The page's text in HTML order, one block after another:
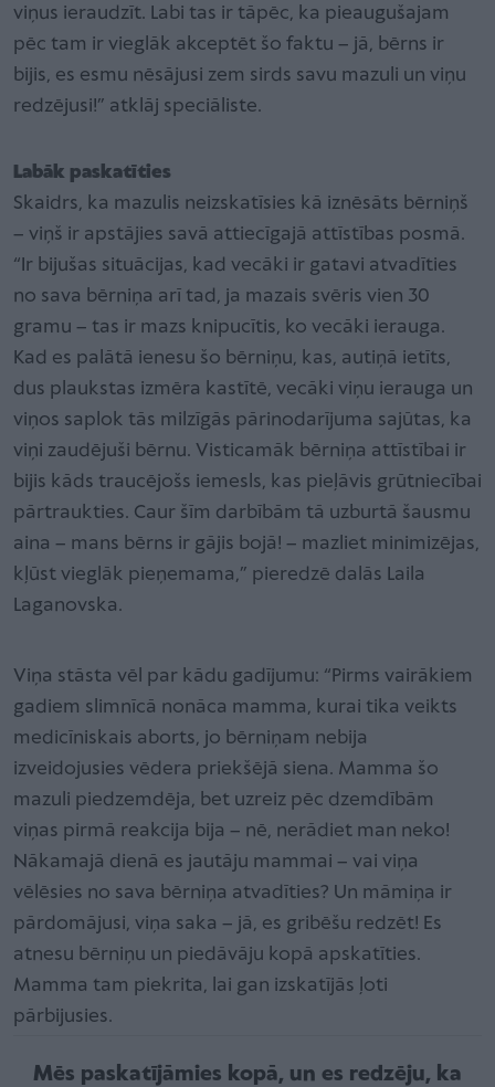
viņus ieraudzīt. Labi tas ir tāpēc, ka pieaugušajam
pēc tam ir vieglāk akceptēt šo faktu – jā, bērns ir
bijis, es esmu nēsājusi zem sirds savu mazuli un viņu
redzējusi!” atklāj speciāliste.
Labāk paskatīties
Skaidrs, ka mazulis neizskatīsies kā iznēsāts bērniņš
– viņš ir apstājies savā attiecīgajā attīstības posmā.
“Ir bijušas situācijas, kad vecāki ir gatavi atvadīties
no sava bērniņa arī tad, ja mazais svēris vien 30
gramu – tas ir mazs knipucītis, ko vecāki ierauga.
Kad es palātā ienesu šo bērniņu, kas, autiņā ietīts,
dus plaukstas izmēra kastītē, vecāki viņu ierauga un
viņos saplok tās milzīgās pārinodarījuma sajūtas, ka
viņi zaudējuši bērnu. Visticamāk bērniņa attīstībai ir
bijis kāds traucējošs iemesls, kas pieļāvis grūtniecībai
pārtraukties. Caur šīm darbībām tā uzburtā šausmu
aina – mans bērns ir gājis bojā! – mazliet minimizējas,
kļūst vieglāk pieņemama,” pieredzē dalās Laila
Laganovska.
Viņa stāsta vēl par kādu gadījumu: “Pirms vairākiem
gadiem slimnīcā nonāca mamma, kurai tika veikts
medicīniskais aborts, jo bērniņam nebija
izveidojusies vēdera priekšējā siena. Mamma šo
mazuli piedzemdēja, bet uzreiz pēc dzemdībām
viņas pirmā reakcija bija – nē, nerādiet man neko!
Nākamajā dienā es jautāju mammai – vai viņa
vēlēsies no sava bērniņa atvadīties? Un māmiņa ir
pārdomājusi, viņa saka – jā, es gribēšu redzēt! Es
atnesu bērniņu un piedāvāju kopā apskatīties.
Mamma tam piekrita, lai gan izskatījās ļoti
pārbijusies.
Mēs paskatījāmies kopā, un es redzēju, ka